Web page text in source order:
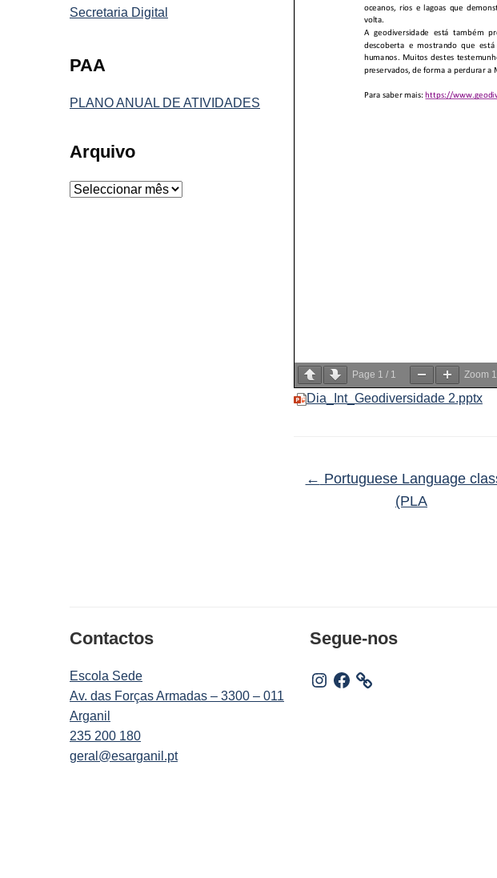
Secretaria Digital
PAA
PLANO ANUAL DE ATIVIDADES
Arquivo
Arquivo
Page 1 / 1 Zoom
Dia_Int_Geodiversidade 2.pptx
← Portuguese Language
(PLA
Contactos
Escola Sede
Av. das Forças Armadas – 3300 – 011
Arganil
235 200 180
geral@esarganil.pt
Segue-nos
Instagram
Facebook